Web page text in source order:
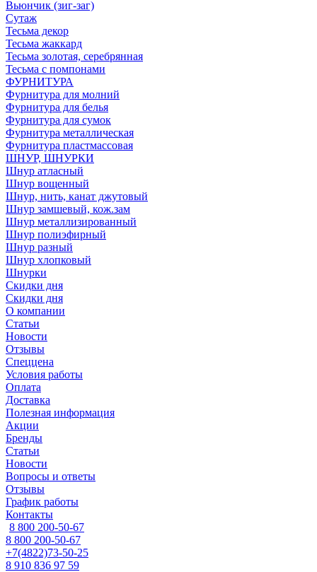
Вьюнчик (зиг-заг)
Сутаж
Тесьма декор
Тесьма жаккард
Тесьма золотая, серебрянная
Тесьма с помпонами
ФУРНИТУРА
Фурнитура для молний
Фурнитура для белья
Фурнитура для сумок
Фурнитура металлическая
Фурнитура пластмассовая
ШНУР, ШНУРКИ
Шнур атласный
Шнур вощенный
Шнур, нить, канат джутовый
Шнур замшевый, кож.зам
Шнур металлизированный
Шнур полиэфирный
Шнур разный
Шнур хлопковый
Шнурки
Скидки дня
Скидки дня
О компании
Статьи
Новости
Отзывы
Спеццена
Условия работы
Оплата
Доставка
Полезная информация
Акции
Бренды
Статьи
Новости
Вопросы и ответы
Отзывы
График работы
Контакты
8 800 200-50-67
8 800 200-50-67
+7(4822)73-50-25
8 910 836 97 59